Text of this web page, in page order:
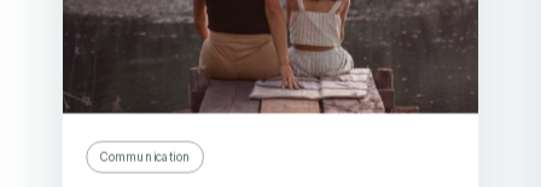
Communication